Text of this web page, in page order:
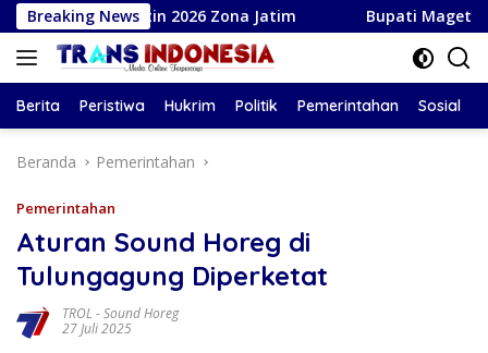
Langsung
ke
konten
Breaking News
2026 Zona Jatim Bupati Magetan Serahkan
Berita Peristiwa Hukrim Politik Pemerintahan Sosial
Beranda Pemerintahan
Pemerintahan
Aturan Sound Horeg di
Tulungagung Diperketat
TROL -Sound Horeg
27 Juli 2025